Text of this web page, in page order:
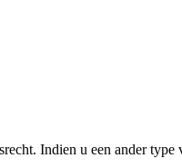
Indien u een ander